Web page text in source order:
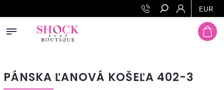
EUR
Hľadať
PÁNSKA ĽANOVÁ KOŠEĽA 402-3